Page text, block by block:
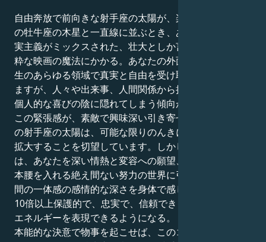
自由奔放で前向きな射手座の太陽が、楽観的で拡大志向
の牡牛座の木星と一直線に並ぶとき、あなたは冒険と現
実主義がミックスされた、壮大としか言いようのない純
粋な映画の魔法にかかる。あなたの外面的な自己は、人
生のあらゆる領域で真実と自由を受け取ることを主張し
ますが、人々や出来事、人間関係から挑戦を受けると、
個人的な喜びの陰に隠れてしまう傾向があります。
この緊張感が、素敵で興味深い引き寄せを生む。あなた
の射手座の太陽は、可能な限りのんきに動き、教育し、
拡大することを切望しています。しかし牡牛座の木星
は、あなたを深い情熱と変容への願望、そして何事にも
本腰を入れる絶え間ない努力の世界に引き込みます。人
間の一体感の感情的な深さを身体で感じることができ、
10倍以上保護的で、忠実で、信頼できる方法で自分の
エネルギーを表現できるようになる。
本能的な決意で物事を起こせば、このコンボは止められ